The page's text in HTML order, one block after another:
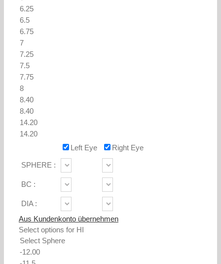
Left Eye Right Eye
SPHERE :
BC :
DIA :
Aus Kundenkonto übernehmen
Select options for HI